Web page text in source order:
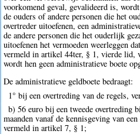
voorkomend geval, gevalideerd is,
de ouders of andere personen die het
overtreder uitoefenen, een
de andere personen die het ouderlijk
uitoefenen het vermoeden weerleggen
vermeld in artikel 44ter, § 1, vierde lid,
wordt hen geen administratieve boete
De administratieve geldboete bedraagt:
1° bij een overtreding van de regels,
b) 56 euro bij een tweede overtreding
maanden vanaf de kennisgeving van
vermeld in artikel 7, § 1;